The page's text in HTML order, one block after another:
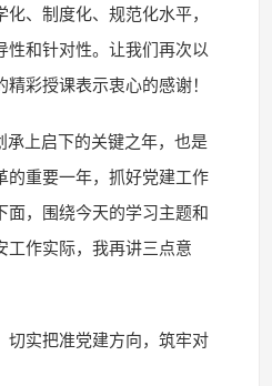
、制度化、规范化水平，
性和针对性。让我们再次以
彩授课表示衷心的感谢！
承上启下的关键之年，也是
的重要一年，抓好党建工作
面，围绕今天的学习主题和
工作实际，我再讲三点意
切实把准党建方向，筑牢对